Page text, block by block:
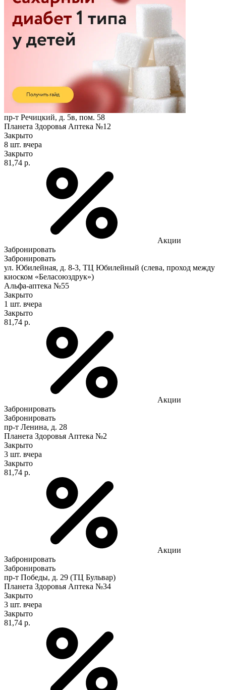
пр-т Речицкий, д. 5в, пом. 58
Планета Здоровья Аптека №12
Закрыто
8 шт. вчера
Закрыто
81,74 р.
Акции
Забронировать
Забронировать
ул. Юбилейная, д. 8-3, ТЦ Юбилейный (слева, проход между
киоском «Беласоюздрук»)
Альфа-аптека №55
Закрыто
1 шт. вчера
Закрыто
81,74 р.
Акции
Забронировать
Забронировать
пр-т Ленина, д. 28
Планета Здоровья Аптека №2
Закрыто
3 шт. вчера
Закрыто
81,74 р.
Акции
Забронировать
Забронировать
пр-т Победы, д. 29 (ТЦ Бульвар)
Планета Здоровья Аптека №34
Закрыто
3 шт. вчера
Закрыто
81,74 р.